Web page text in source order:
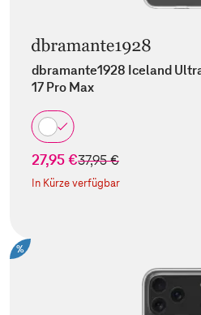
dbramante1928 Iceland
17 Pro Max
27,95 €statt
37,95 €
In Kürze verfügbar
%